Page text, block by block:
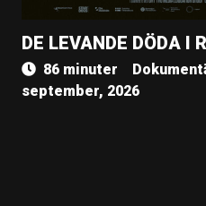
DE LEVANDE DÖDA I
86 minuter
september, 2026